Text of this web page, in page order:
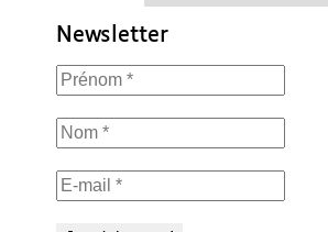
Newsletter